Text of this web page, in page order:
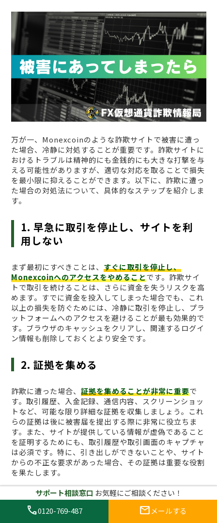
万が一、Monexcoinのような詐欺サイトで被害に遭っ
た場合、冷静に対処することが重要です。詐欺サイトに
おけるトラブルは精神的にも金銭的にも大きな打撃を与
える可能性がありますが、適切な対応を取ることで損失
を最小限に抑えることができます。以下に、詐欺に遭っ
た場合の対処法について、具体的なステップを紹介しま
す。
1. 早急に取引を停止し、サイトを利
用しない
まず最初にすべきことは、 すぐに取引を停止し、
Monexcoinへのアクセスをやめることです。詐欺サイ
トで取引を続けることは、さらに資金を失うリスクを高
めます。すでに資金を投入してしまった場合でも、これ
以上の損失を防ぐためには、冷静に取引を停止し、プラ
ットフォームへのアクセスを避けることが最も効果的で
す。ブラウザのキャッシュをクリアし、関連するログイ
ン情報も削除しておくとより安全です。
2. 証拠を集める
詐欺に遭った場合、 証拠を集めることが非常に重要で
す。取引履歴、入金記録、通信内容、スクリーンショッ
トなど、可能な限り詳細な証拠を収集しましょう。これ
らの証拠は後に被害届を提出する際に非常に役立ちま
す。また、サイトが提供している情報が虚偽であること
を証明するためにも、取引履歴や取引画面のキャプチャ
は必須です。特に、引き出しができないことや、サイト
からの不正な要求があった場合、その証拠は重要な役割
を果たします。
3. 詐欺サイトに関する通報を行う
サポート相談窓口 お気軽にご相談ください！
call0120-769-487 mail メールする